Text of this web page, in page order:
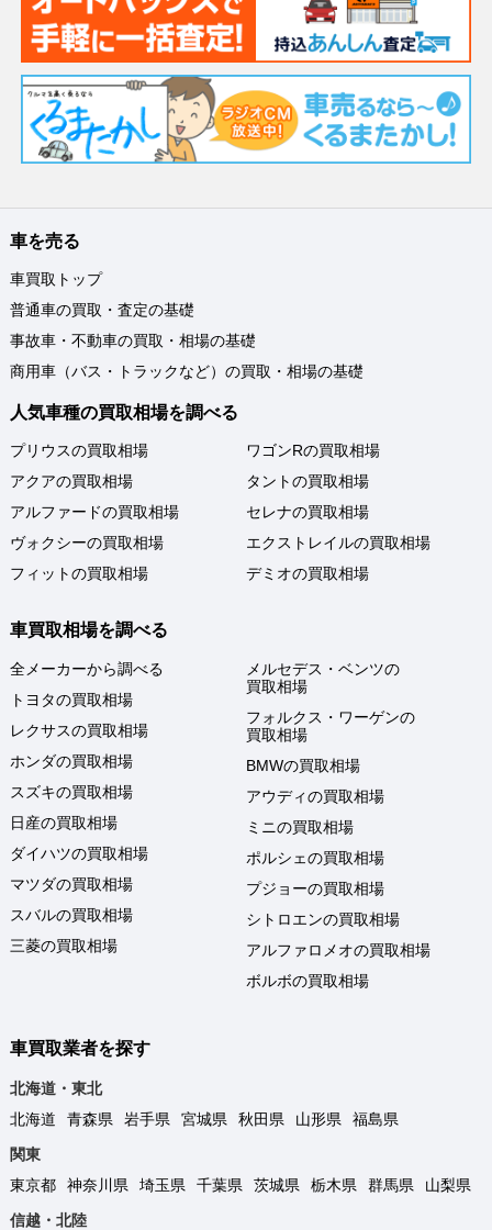
車を売る
車買取トップ
普通車の買取・査定の基礎
事故車・不動車の買取・相場の基礎
商用車（バス・トラックなど）の買取・相場の基礎
人気車種の買取相場を調べる
プリウスの買取相場
アクアの買取相場
アルファードの買取相場
ヴォクシーの買取相場
フィットの買取相場
ワゴンRの買取相場
タントの買取相場
セレナの買取相場
エクストレイルの買取相場
デミオの買取相場
車買取相場を調べる
全メーカーから調べる
トヨタの買取相場
レクサスの買取相場
ホンダの買取相場
スズキの買取相場
日産の買取相場
ダイハツの買取相場
マツダの買取相場
スバルの買取相場
三菱の買取相場
メルセデス・ベンツの
買取相場
フォルクス・ワーゲンの
買取相場
BMWの買取相場
アウディの買取相場
ミニの買取相場
ポルシェの買取相場
プジョーの買取相場
シトロエンの買取相場
アルファロメオの買取相場
ボルボの買取相場
車買取業者を探す
北海道・東北
北海道
青森県 岩手県 宮城県 秋田県 山形県
福島県
関東
東京都
神奈川県 埼玉県 千葉県 茨城県 栃木県 群馬県
山梨県
信越・北陸